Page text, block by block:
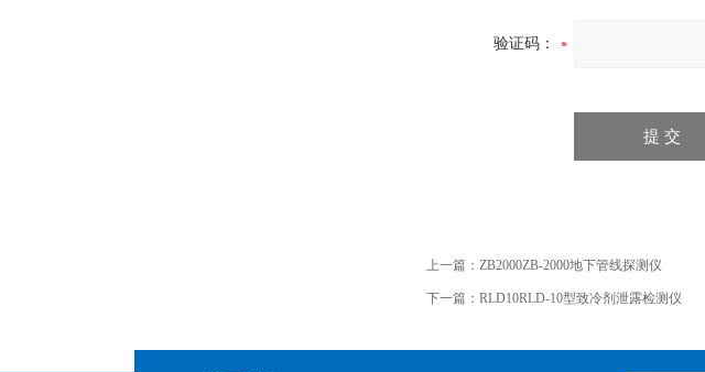
验证码：
上一篇： ZB2000ZB-2000地下管线探测仪
下一篇： RLD10RLD-10型致冷剂泄露检测仪